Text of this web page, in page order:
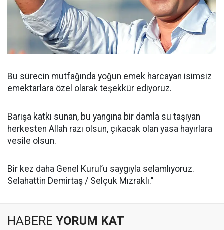
Bu sürecin mutfağında yoğun emek harcayan isimsiz
emektarlara özel olarak teşekkür ediyoruz.
Barışa katkı sunan, bu yangına bir damla su taşıyan
herkesten Allah razı olsun, çıkacak olan yasa hayırlara
vesile olsun.
Bir kez daha Genel Kurul’u saygıyla selamlıyoruz.
Selahattin Demirtaş / Selçuk Mızraklı."
HABERE YORUM KAT